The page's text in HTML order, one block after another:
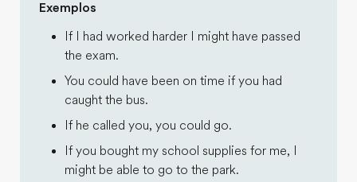
Exemplos
If I had worked harder I might have passed
the exam.
You could have been on time if you had
caught the bus.
If he called you, you could go.
If you bought my school supplies for me, I
might be able to go to the park.